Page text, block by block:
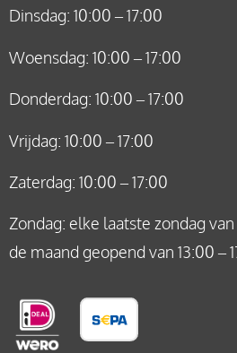
Dinsdag: 10:00 – 17:00
Woensdag: 10:00 – 17:00
Donderdag: 10:00 – 17:00
Vrijdag: 10:00 – 17:00
Zaterdag: 10:00 – 17:00
Zondag: elke laatste zondag van
de maand geopend van 13:00 –